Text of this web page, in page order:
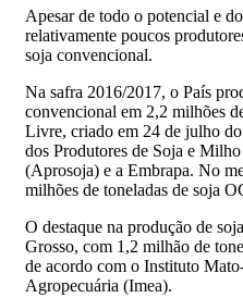
Apesar de todo o potencial e
relativamente poucos
soja convencional.
Na safra 2016/2017, o País
convencional em 2,2 milhões
Livre, criado em 24 de julho
dos Produtores de Soja e
(Aprosoja) e a Embrapa. No
milhões de toneladas de soja
O destaque na produção de
Grosso, com 1,2 milhão de
de acordo com o Instituto
Agropecuária (Imea).